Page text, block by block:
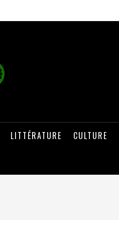
LITTÉRATURE CULTURE